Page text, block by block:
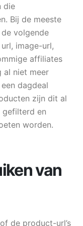
die
Bij de meeste
volgende
image-url,
affiliates
al niet meer
dagdeal
zijn dit al
gefilterd en
worden.
van
de product-url’s